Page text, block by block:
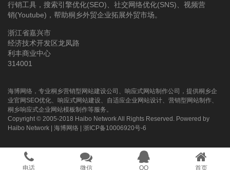
电话 微信 QQ 首页
行销工具，搜索引擎优化(SEO)、社交网络优化(SNS)、视频营
销(Youtube)，帮助桐乡外贸企业拓展外贸市场。
浙江省嘉兴市
经济技术开发区龙凤路
利丰商业中心
314001
海博网络，专业桐乡营销型网站建设公司、响应式网站制作公司，提供桐乡企
业官网SEO优化、响应式网站建设、自适应企业网站设计、营销型网站制作、
桐乡响应式企业网站模板制作等服务。
Copyright © 2005-2018 Haibo Network All Rights Reserved. Powered by
Haibo Network
海博网络 浙ICP备10006920号-6